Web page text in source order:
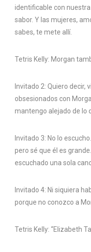
identificable con
sabor. Y las mujeres,
sabes, te mete allí.
Tetris Kelly: Morgan
Invitado 2: Quiero decir,
obsesionados con
mantengo alejado de lo
Invitado 3: No lo
pero sé que él es
escuchado una sola
Invitado 4: Ni siquiera
porque no conozco a
Tetris Kelly: “Elizabeth